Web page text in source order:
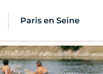
Paris en Seine